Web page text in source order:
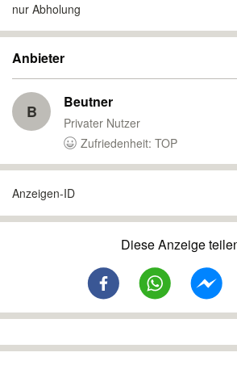
nur Abholung
Anbieter
B Beutner
Privater Nutzer
Zufriedenheit: TOP
Anzeigen-ID
Diese Anzeige